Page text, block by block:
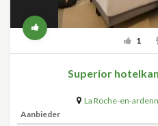
1
Superior
La Roche-en-
Aanbieder